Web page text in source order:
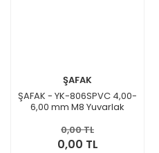
ŞAFAK
ŞAFAK - YK-806SPVC 4,00-
6,00 mm M8 Yuvarlak
0,00 TL
0,00 TL